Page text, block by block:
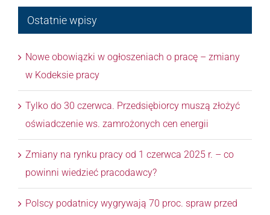
Ostatnie wpisy
Nowe obowiązki w ogłoszeniach o pracę – zmiany
w Kodeksie pracy
Tylko do 30 czerwca. Przedsiębiorcy muszą złożyć
oświadczenie ws. zamrożonych cen energii
Zmiany na rynku pracy od 1 czerwca 2025 r. – co
powinni wiedzieć pracodawcy?
Polscy podatnicy wygrywają 70 proc. spraw przed